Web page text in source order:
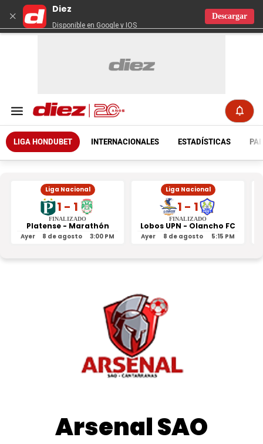
×
Diez
Disponible en Google y IOS
Descargar
LIGA HONDUBET INTERNACIONALES ESTADÍSTICAS
Liga Nacional
1 - 1
FINALIZADO
Platense - Marathón
Ayer 8 de agosto 3:00 PM
Liga Nacional
1 - 1
FINALIZADO
Lobos UPN - Olancho FC
Ayer 8 de agosto 5:15 PM
Arsenal SAO